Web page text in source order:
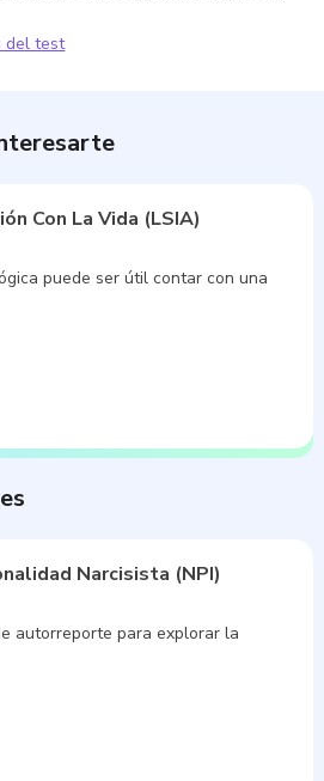
del test
Con La Vida (LSIA)
puede ser útil contar con una
Narcisista (NPI)
autorreporte para explorar la